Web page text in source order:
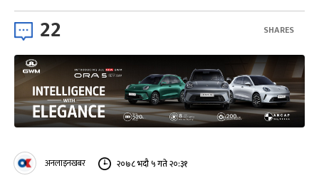
22 SHARES
अनलाइनखबर २०७८ भदौ ५ गते २०:३१